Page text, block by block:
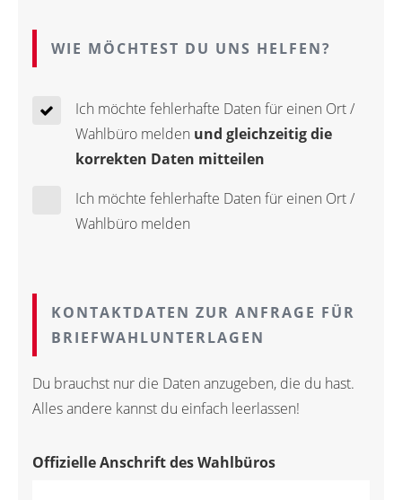
WIE MÖCHTEST DU UNS HELFEN?
Ich möchte fehlerhafte Daten für einen Ort /
Wahlbüro melden und gleichzeitig die
korrekten Daten mitteilen
Ich möchte fehlerhafte Daten für einen Ort /
Wahlbüro melden
KONTAKTDATEN ZUR ANFRAGE FÜR
BRIEFWAHLUNTERLAGEN
Du brauchst nur die Daten anzugeben, die du hast.
Alles andere kannst du einfach leerlassen!
Offizielle Anschrift des Wahlbüros